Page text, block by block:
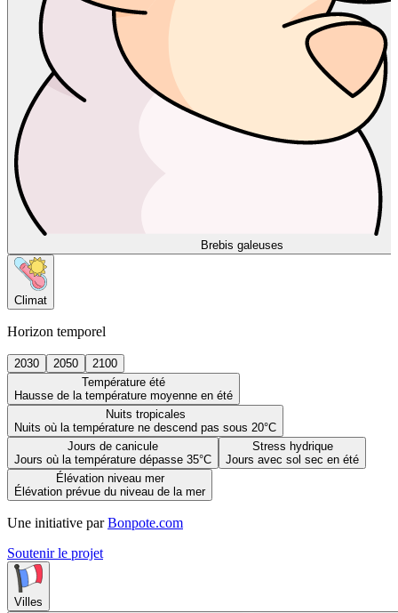
Brebis galeuses
Climat
Horizon temporel
2030 2050
2100
Température été
Hausse de la température moyenne en été
Nuits tropicales
Nuits où la température ne descend pas sous 20°C
Jours de canicule
Jours où la température dépasse 35°C
Stress hydrique
Jours avec sol sec en été
Élévation niveau mer
Élévation prévue du niveau de la mer
Une initiative par Bonpote.com
Soutenir le projet
Villes